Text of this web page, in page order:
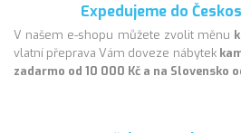
Expedujeme do
V našem e-shopu můžete zvolit měnu
vlatní přeprava Vám doveze nábytek
zadarmo od 10 000 Kč a na Slovensko